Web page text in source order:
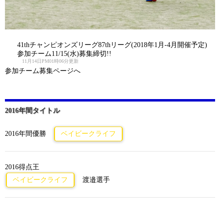
41thチャンピオンズリーグ87thリーグ(2018年1月-4月開催予定)
参加チーム11/15(水)募集締切!!
11月14日PM01時06分更新
参加チーム募集ページへ
2016年間タイトル
2016年間優勝 ベイビークライフ
2016得点王
ベイビークライフ
渡邉選手